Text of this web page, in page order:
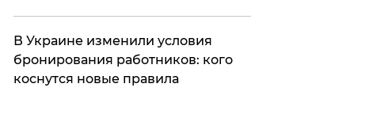
В Украине изменили условия
бронирования работников: кого
коснутся новые правила